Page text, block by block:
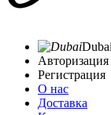
Dubai
Авторизация
Регистрация
О нас
Доставка